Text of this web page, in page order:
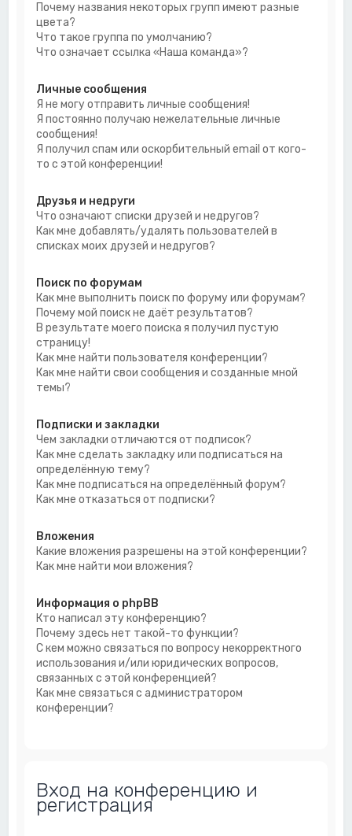
Почему названия некоторых групп имеют разные
цвета?
Что такое группа по умолчанию?
Что означает ссылка «Наша команда»?
Личные сообщения
Я не могу отправить личные сообщения!
Я постоянно получаю нежелательные личные
сообщения!
Я получил спам или оскорбительный email от кого-
то с этой конференции!
Друзья и недруги
Что означают списки друзей и недругов?
Как мне добавлять/удалять пользователей в
списках моих друзей и недругов?
Поиск по форумам
Как мне выполнить поиск по форуму или форумам?
Почему мой поиск не даёт результатов?
В результате моего поиска я получил пустую
страницу!
Как мне найти пользователя конференции?
Как мне найти свои сообщения и созданные мной
темы?
Подписки и закладки
Чем закладки отличаются от подписок?
Как мне сделать закладку или подписаться на
определённую тему?
Как мне подписаться на определённый форум?
Как мне отказаться от подписки?
Вложения
Какие вложения разрешены на этой конференции?
Как мне найти мои вложения?
Информация о phpBB
Кто написал эту конференцию?
Почему здесь нет такой-то функции?
С кем можно связаться по вопросу некорректного
использования и/или юридических вопросов,
связанных с этой конференцией?
Как мне связаться с администратором
конференции?
Вход на конференцию и
регистрация